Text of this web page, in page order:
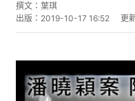
撰文： 葉琪
出版： 2019-10-17 16:52 更